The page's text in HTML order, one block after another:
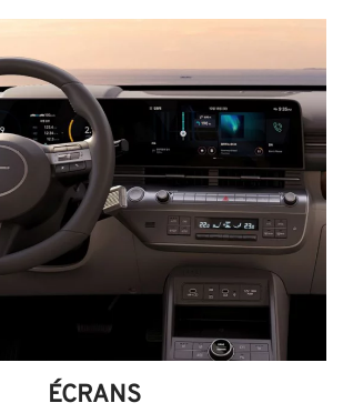
ÉCRANS